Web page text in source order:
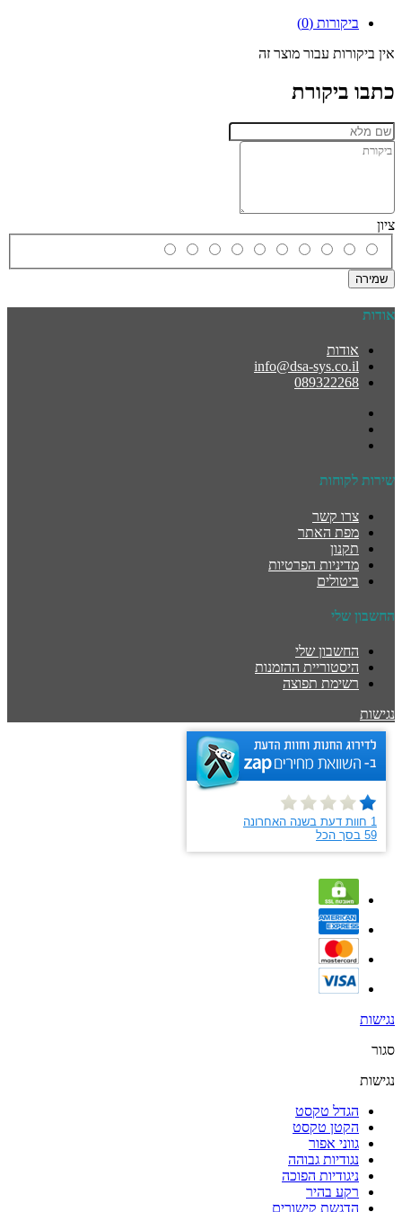
ביקורות (0)
אין ביקורות עבור מוצר זה
כתבו ביקורת
ציון
שמירה
אודות
אודות
info@dsa-sys.co.il
089322268
שירות לקוחות
צרו קשר
מפת האתר
תקנון
מדיניות הפרטיות
ביטולים
החשבון שלי
החשבון שלי
היסטוריית ההזמנות
רשימת תפוצה
נגישות
נגישות
סגור
נגישות
הגדל טקסט
הקטן טקסט
גווני אפור
נגודיות גבוהה
ניגודיות הפוכה
רקע בהיר
הדגשת קישורים